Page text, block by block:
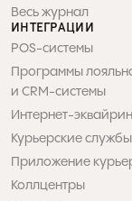
Весь журнал
ИНТЕГРАЦИИ
POS-системы
Программы
и CRM-системы
Интернет-
Курьерские службы
Приложение
Коллцентры